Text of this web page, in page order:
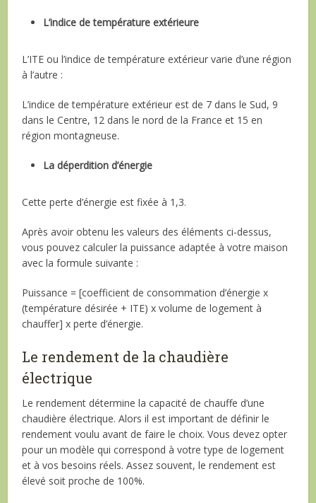
L’indice de température extérieure
L’ITE ou l’indice de température extérieur varie d’une région
à l’autre :
L’indice de température extérieur est de 7 dans le Sud, 9
dans le Centre, 12 dans le nord de la France et 15 en
région montagneuse.
La déperdition d’énergie
Cette perte d’énergie est fixée à 1,3.
Après avoir obtenu les valeurs des éléments ci-dessus,
vous pouvez calculer la puissance adaptée à votre maison
avec la formule suivante :
Puissance = [coefficient de consommation d’énergie x
(température désirée + ITE) x volume de logement à
chauffer] x perte d’énergie.
Le rendement de la chaudière
électrique
Le rendement détermine la capacité de chauffe d’une
chaudière électrique. Alors il est important de définir le
rendement voulu avant de faire le choix. Vous devez opter
pour un modèle qui correspond à votre type de logement
et à vos besoins réels. Assez souvent, le rendement est
élevé soit proche de 100%.